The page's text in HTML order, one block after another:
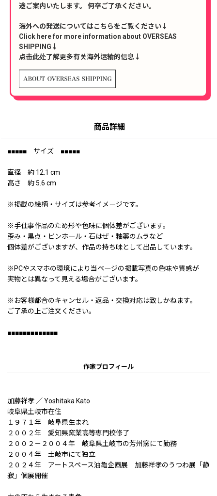
途ご案内いたします。 何卒ご了承ください。
海外への発送についてはこちらをご覧ください↓
Click here for more information about OVERSEAS
SHIPPING↓
点击此处了解更多有关海外运输的信息↓
商品詳細
■■■■■ サイズ ■■■■■
直径 約 12.1 cm
高さ 約 5.6 cm
※掲載の絵柄・サイズは参考イメージです。
※手仕事作品のため形や色味に個体差がございます。
歪み・黒点・ピンホール・石はぜ・釉薬のムラなど
個体差がございますが、作品の持ち味として出品しています。
※PCやスマホの環境により当ページの掲載写真の色味や質感が
実物とは異なって見える場合がございます。
※お客様都合のキャンセル・返品・交換対応は致しかねます。
ご了承の上ご注文ください。
■■■■■■■■■■■■■
作家プロフィール
加藤祥孝 ／ Yoshitaka Kato
岐阜県土岐市在住
１９７１年 岐阜県生まれ
２００２年 愛知県窯業高等専門校修了
２００２－２００４年 岐阜県土岐市の芳州窯にて勤務
２００４年 土岐市にて独立
２０２４年 アートスペース油亀企画展 加藤祥孝のうつわ展「静
寂」個展開催